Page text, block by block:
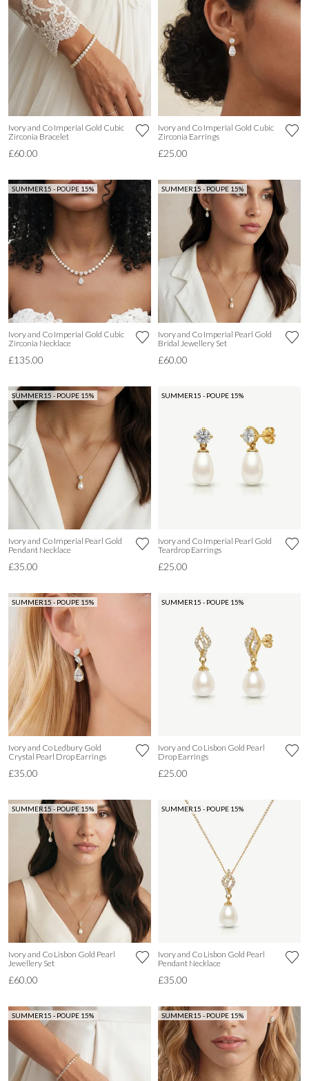
Ivory and Co Imperial Gold Cubic
Zirconia Bracelet
£60.00
Ivory and Co Imperial Gold Cubic
Zirconia Earrings
£25.00
SUMMER15 - POUPE 15%
Ivory and Co Imperial Gold Cubic
Zirconia Necklace
£135.00
SUMMER15 - POUPE 15%
Ivory and Co Imperial Pearl Gold
Bridal Jewellery Set
£60.00
SUMMER15 - POUPE 15%
Ivory and Co Imperial Pearl Gold
Pendant Necklace
£35.00
SUMMER15 - POUPE 15%
Ivory and Co Imperial Pearl Gold
Teardrop Earrings
£25.00
SUMMER15 - POUPE 15%
Ivory and Co Ledbury Gold
Crystal Pearl Drop Earrings
£35.00
SUMMER15 - POUPE 15%
Ivory and Co Lisbon Gold Pearl
Drop Earrings
£25.00
SUMMER15 - POUPE 15%
Ivory and Co Lisbon Gold Pearl
Jewellery Set
£60.00
SUMMER15 - POUPE 15%
Ivory and Co Lisbon Gold Pearl
Pendant Necklace
£35.00
SUMMER15 - POUPE 15% SUMMER15 - POUPE 15%